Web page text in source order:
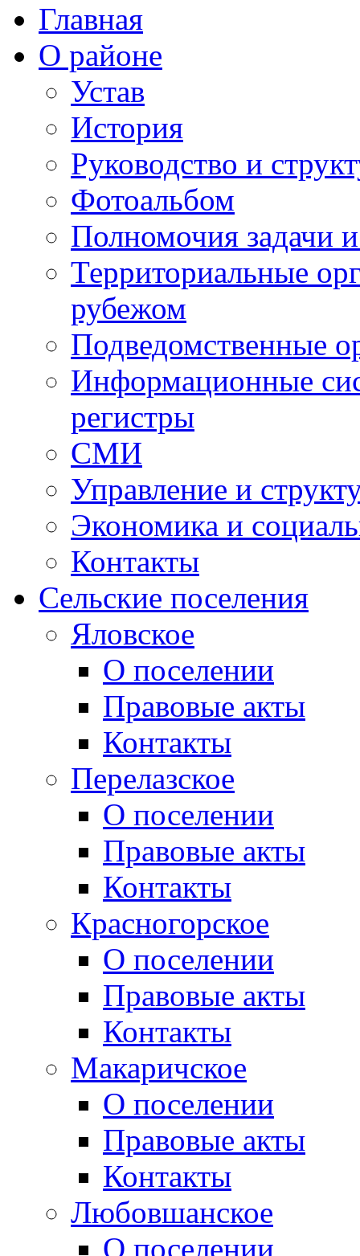
Главная
О районе
Устав
История
Руководство и
Фотоальбом
Полномочия задачи
Территориальные
рубежом
Подведомственные
Информационные
регистры
СМИ
Управление и
Экономика и
Контакты
Сельские поселения
Яловское
О поселении
Правовые акты
Контакты
Перелазское
О поселении
Правовые акты
Контакты
Красногорское
О поселении
Правовые акты
Контакты
Макаричское
О поселении
Правовые акты
Контакты
Любовшанское
О поселении